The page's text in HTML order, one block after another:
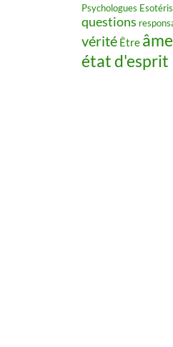
Psychologues
questions
vérité Être âme
état d'esprit